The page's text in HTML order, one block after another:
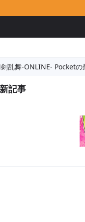
乱舞-ONLINE- Pocketの
記事